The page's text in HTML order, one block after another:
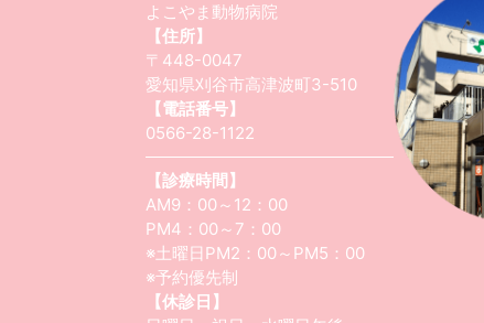
よこやま動物病院
【住所】
〒448-0047
愛知県刈谷市高津波町3-510
【電話番号】
0566-28-1122
【診療時間】
AM9：00～12：00
PM4：00～7：00
※土曜日PM2：00～PM5：00
※予約優先制
【休診日】